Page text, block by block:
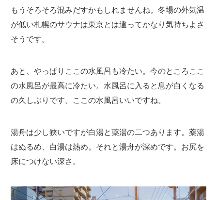
もうそろそろ混みだすかもしれませんね。冬場の外気温
が低い札幌のサウナは東京とは違ってかなり気持ちよさ
そうです。
あと、やっぱりここの水風呂も冷たい。今のところここ
の水風呂が最高に冷たい。水風呂に入ると息が白くなる
の久しぶりです。ここの水風呂いいですね。
湯舟は少し狭いですが白湯と薬湯の二つあります。薬湯
はぬるめ、白湯は熱め。それと湯舟が深めです。お尻を
床につけない深さ。